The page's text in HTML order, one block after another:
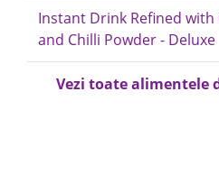
Instant Drink Refined with
and Chilli Powder - Deluxe
Vezi toate alimentele